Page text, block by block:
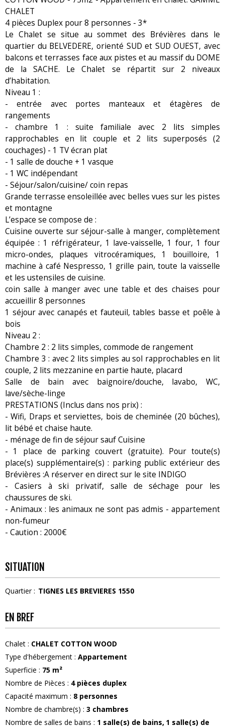
CHALET
4 pièces Duplex pour 8 personnes - 3*
Le Chalet se situe au sommet des Brévières dans le
quartier du BELVEDERE, orienté SUD et SUD OUEST, avec
balcons et terrasses face aux pistes et au massif du DOME
de la SACHE. Le Chalet se répartit sur 2 niveaux
d’habitation.
Niveau 1 :
- entrée avec portes manteaux et étagères de
rangements
- chambre 1 : suite familiale avec 2 lits simples
rapprochables en lit couple et 2 lits superposés (2
couchages) - 1 TV écran plat
- 1 salle de douche + 1 vasque
- 1 WC indépendant
- Séjour/salon/cuisine/ coin repas
Grande terrasse ensoleillée avec belles vues sur les pistes
et montagne
L’espace se compose de :
Cuisine ouverte sur séjour-salle à manger, complètement
équipée : 1 réfrigérateur, 1 lave-vaisselle, 1 four, 1 four
micro-ondes, plaques vitrocéramiques, 1 bouilloire, 1
machine à café Nespresso, 1 grille pain, toute la vaisselle
et les ustensiles de cuisine.
coin salle à manger avec une table et des chaises pour
accueillir 8 personnes
1 séjour avec canapés et fauteuil, tables basse et poêle à
bois
Niveau 2 :
Chambre 2 : 2 lits simples, commode de rangement
Chambre 3 : avec 2 lits simples au sol rapprochables en lit
couple, 2 lits mezzanine en partie haute, placard
Salle de bain avec baignoire/douche, lavabo, WC,
lave/sèche-linge
PRESTATIONS (Inclus dans nos prix) :
- Wifi, Draps et serviettes, bois de cheminée (20 bûches),
lit bébé et chaise haute.
- ménage de fin de séjour sauf Cuisine
- 1 place de parking couvert (gratuite). Pour toute(s)
place(s) supplémentaire(s) : parking public extérieur des
Brévières :A réserver en direct sur le site INDIGO
- Casiers à ski privatif, salle de séchage pour les
chaussures de ski.
- Animaux : les animaux ne sont pas admis - appartement
non-fumeur
- Caution : 2000€
SITUATION
Quartier : TIGNES LES BREVIERES 1550
EN BREF
Chalet : CHALET COTTON WOOD
Type d'hébergement : Appartement
Superficie : 75 m²
Nombre de Pièces : 4 pièces duplex
Capacité maximum : 8 personnes
Nombre de chambre(s) : 3 chambres
Nombre de salles de bains : 1 salle(s) de bains 1 salle(s) de